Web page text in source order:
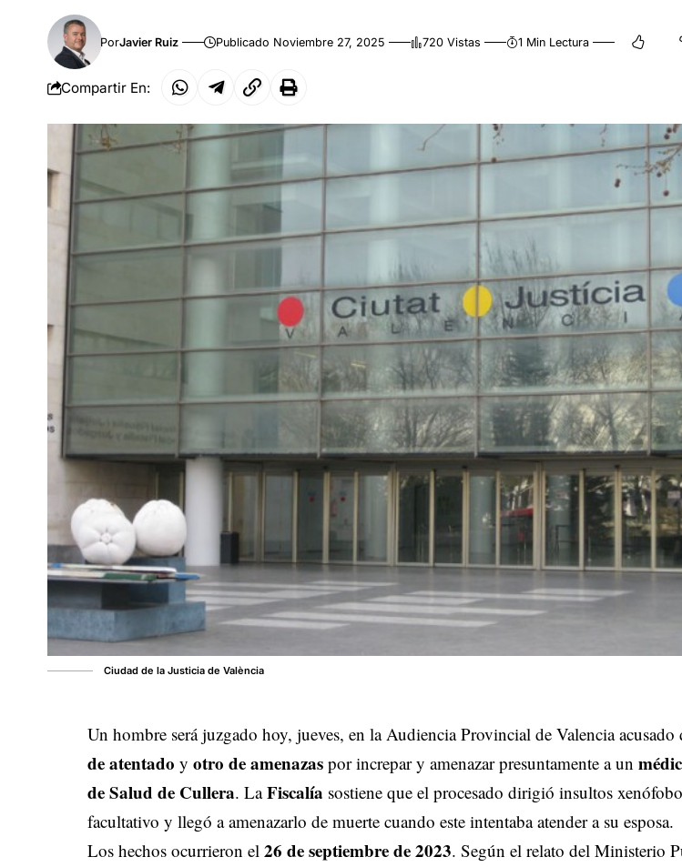
PorJavier Ruiz Publicado Noviembre 27, 2025 720 Vistas 1 Min Lectura
Compartir En:
Ciudad de la Justicia de València
Un hombre será juzgado hoy, jueves, en la Audiencia Provincial de Valencia
de atentado yotro de amenazas por increpar y amenazar presuntamente a un
de Salud de Cullera. LaFiscalía sostiene que el procesado dirigió insultos
facultativo y llegó a amenazarlo de muerte cuando este intentaba atender a su esposa.
Los hechos ocurrieron el26 de septiembre de 2023. Según el relato del Ministerio